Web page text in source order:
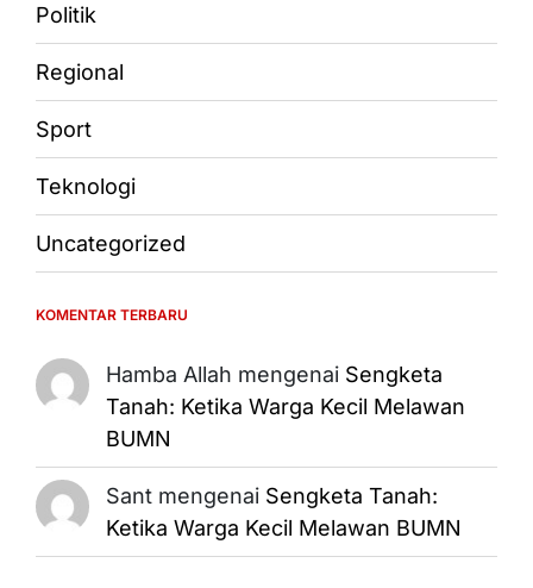
Politik
Regional
Sport
Teknologi
Uncategorized
KOMENTAR TERBARU
Hamba Allah mengenai Sengketa
Tanah: Ketika Warga Kecil Melawan
BUMN
Santmengenai Sengketa Tanah:
Ketika Warga Kecil Melawan BUMN